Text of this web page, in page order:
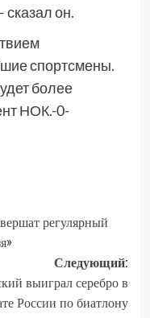
сказал он.
спортсмены.
более
НОК.-0-
регулярный
Следующий:
выиграл серебро в
России по биатлону